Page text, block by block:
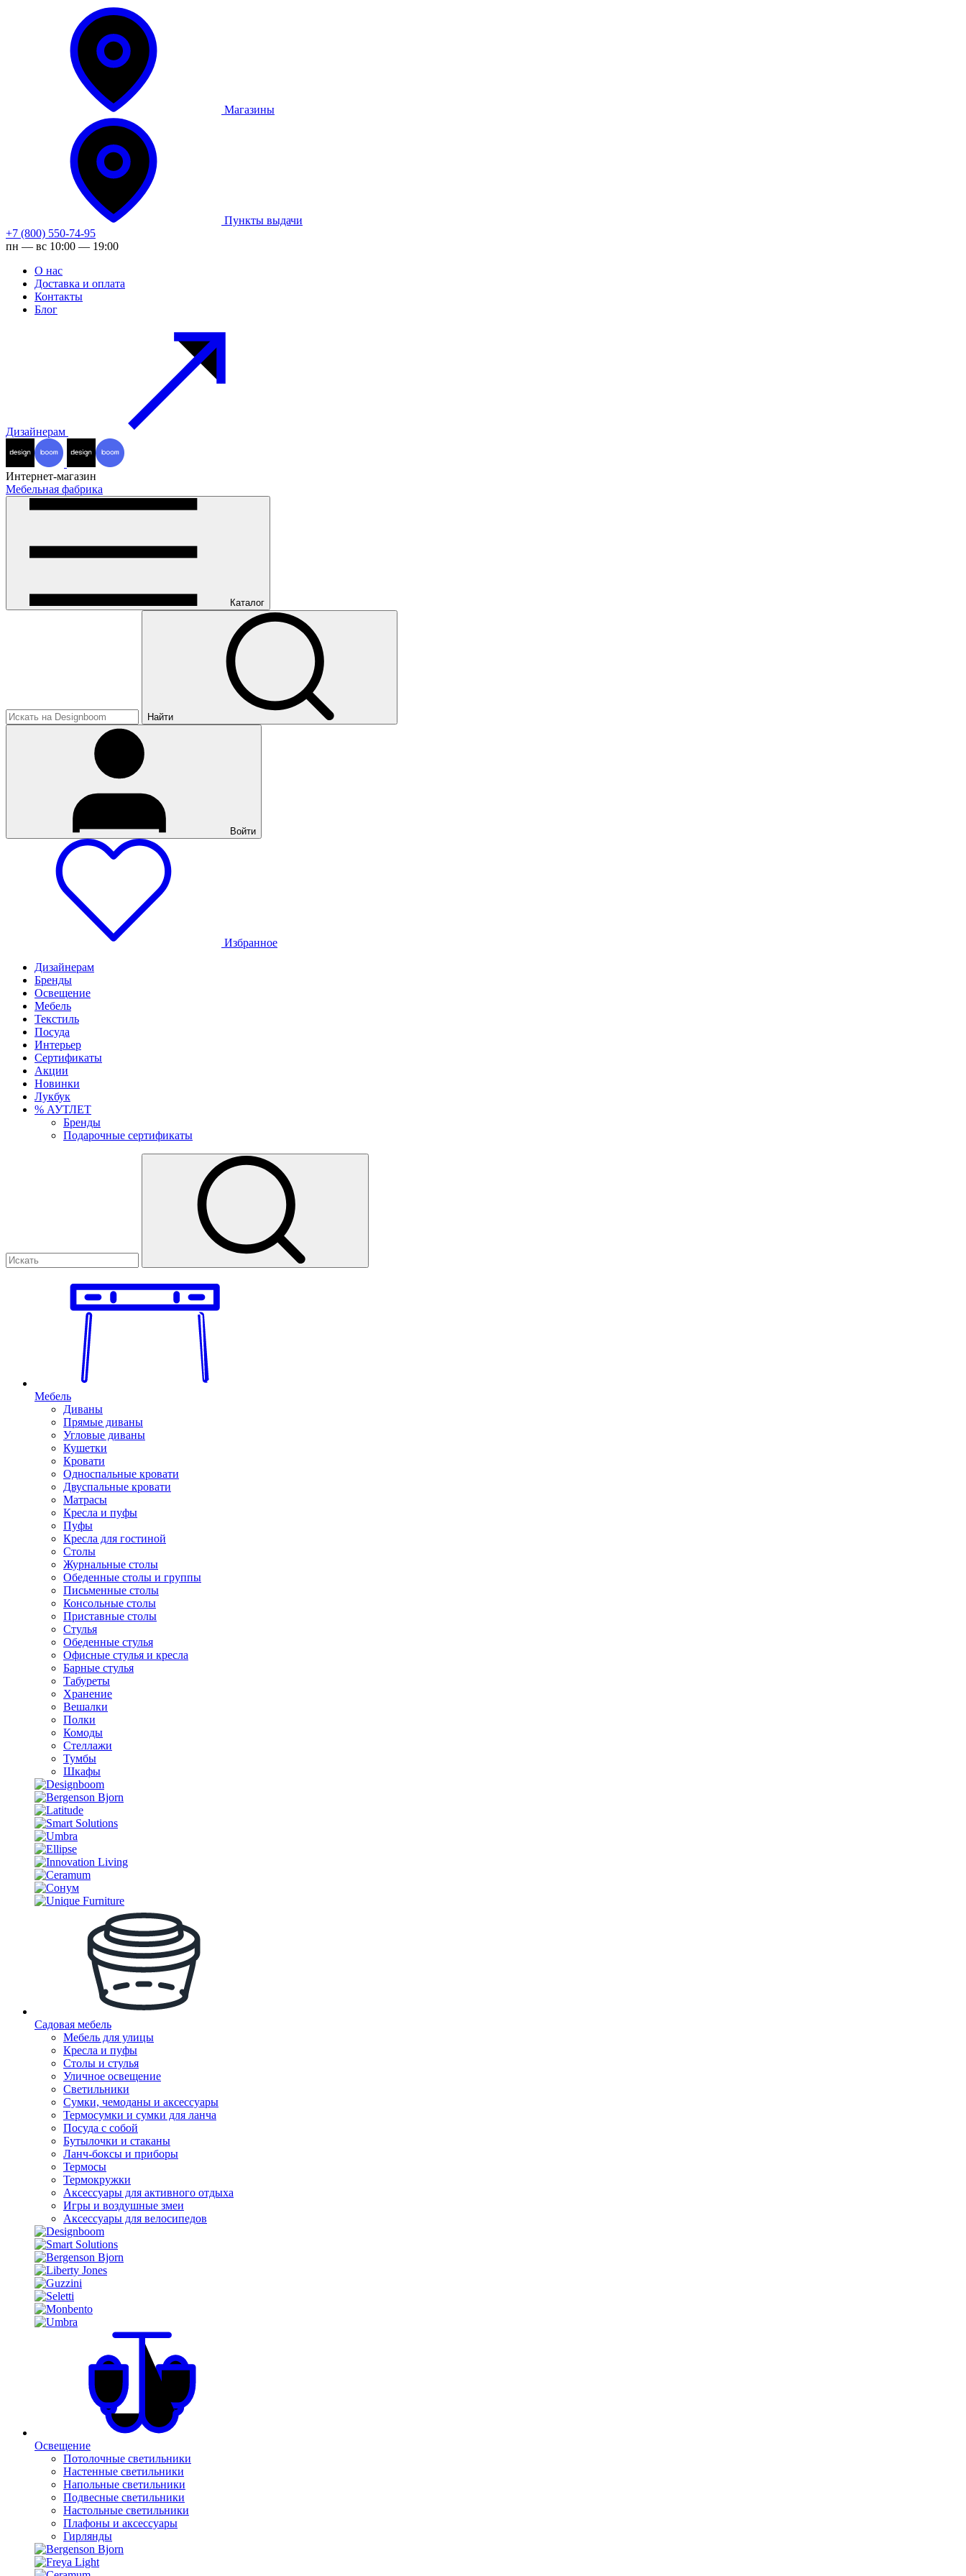
Магазины
Пункты выдачи
+7 (800) 550-74-95
пн — вс 10:00 — 19:00
О нас
Доставка и оплата
Контакты
Блог
Дизайнерам
Интернет-магазин
Мебельная фабрика
Каталог
Найти
Войти
Избранное
Дизайнерам
Бренды
Освещение
Мебель
Текстиль
Посуда
Интерьер
Сертификаты
Акции
Новинки
Лукбук
% АУТЛЕТ
Бренды
Подарочные сертификаты
Мебель
Диваны
Прямые диваны
Угловые диваны
Кушетки
Кровати
Односпальные кровати
Двуспальные кровати
Матрасы
Кресла и пуфы
Пуфы
Кресла для гостиной
Столы
Журнальные столы
Обеденные столы и группы
Письменные столы
Консольные столы
Приставные столы
Стулья
Обеденные стулья
Офисные стулья и кресла
Барные стулья
Табуреты
Хранение
Вешалки
Полки
Комоды
Стеллажи
Тумбы
Шкафы
Садовая мебель
Мебель для улицы
Кресла и пуфы
Столы и стулья
Уличное освещение
Светильники
Сумки, чемоданы и аксессуары
Термосумки и сумки для ланча
Посуда с собой
Бутылочки и стаканы
Ланч-боксы и приборы
Термосы
Термокружки
Аксессуары для активного отдыха
Игры и воздушные змеи
Аксессуары для велосипедов
Освещение
Потолочные светильники
Настенные светильники
Напольные светильники
Подвесные светильники
Настольные светильники
Плафоны и аксессуары
Гирлянды